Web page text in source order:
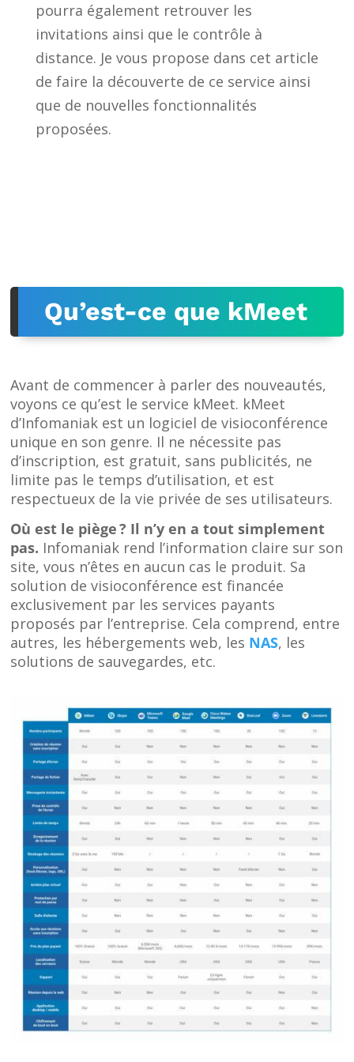
pourra également retrouver les
invitations ainsi que le contrôle à
distance. Je vous propose dans cet article
de faire la découverte de ce service ainsi
que de nouvelles fonctionnalités
proposées.
Qu’est-ce que kMeet
Avant de commencer à parler des nouveautés,
voyons ce qu’est le service kMeet. kMeet
d’Infomaniak est un logiciel de visioconférence
unique en son genre. Il ne nécessite pas
d’inscription, est gratuit, sans publicités, ne
limite pas le temps d’utilisation, et est
respectueux de la vie privée de ses utilisateurs.
Où est le piège ? Il n’y en a tout simplement
pas. Infomaniak rend l’information claire sur son
site, vous n’êtes en aucun cas le produit. Sa
solution de visioconférence est financée
exclusivement par les services payants
proposés par l’entreprise. Cela comprend, entre
autres, les hébergements web, les NAS, les
solutions de sauvegardes, etc.